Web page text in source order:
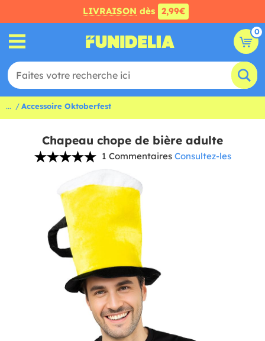
LIVRAISON dès 2,99€
0
... Accessoire Oktoberfest
Chapeau chope de bière adulte
1 Commentaires Consultez-les